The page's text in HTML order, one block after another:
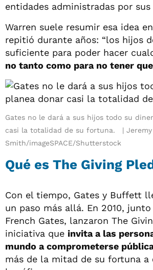
entidades administradas por sus
Warren suele resumir esa idea
repitió durante años: “los hijos
suficiente para poder hacer
no tanto como para no tener
Gates no le dará a sus hijos todo su
casi la totalidad de su fortuna.
Jeremy
Smith/imageSPACE/Shutterstock
Qué es The Giving
Con el tiempo, Gates y Buffett
un paso más allá. En 2010,
French Gates, lanzaron The
iniciativa que invita a las
mundo a comprometerse
más de la mitad de su fortuna a